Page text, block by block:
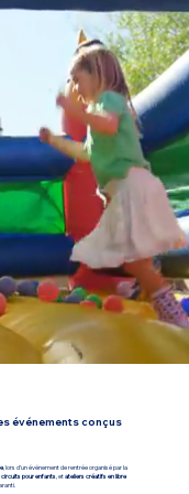
événements conçus
, lors d’un événement de rentrée organisé par la
circuits pour enfants , etateliers créatifs en libre